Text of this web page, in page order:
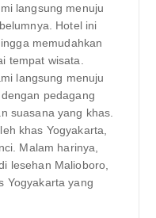
langsung menuju
Hotel ini
memudahkan
tempat wisata.
langsung menuju
pedagang
suasana yang khas.
khas Yogyakarta,
Malam harinya,
lesehan Malioboro,
Yogyakarta yang